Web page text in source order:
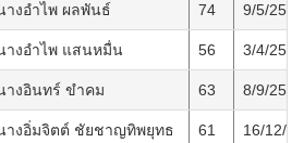
างอำไพ ผลพันธ์ 74 9/5/2566
างอำไพ แสนหมื่น 56 3/4/2566
างอินทร์ ขำคม 63 8/9/2567
างอิ่มจิตต์ ชัยชาญทิพยุทธ 61 16/12/